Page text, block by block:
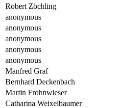
Robert Zöchling
anonymous
anonymous
anonymous
anonymous
anonymous
Manfred Graf
Bernhard Deckenbach
Martin Frohnwieser
Catharina Weixelbaumer